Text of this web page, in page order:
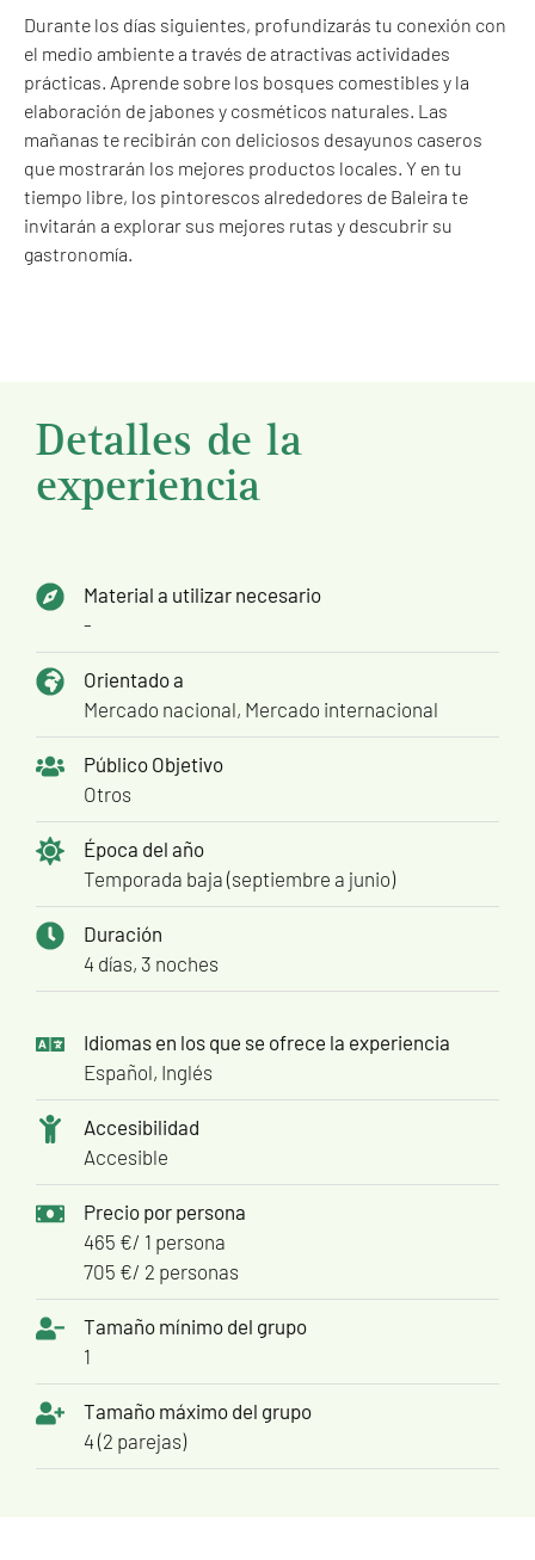
Durante los días siguientes, profundizarás tu conexión con
el medio ambiente a través de atractivas actividades
prácticas. Aprende sobre los bosques comestibles y la
elaboración de jabones y cosméticos naturales. Las
mañanas te recibirán con deliciosos desayunos caseros
que mostrarán los mejores productos locales. Y en tu
tiempo libre, los pintorescos alrededores de Baleira te
invitarán a explorar sus mejores rutas y descubrir su
gastronomía.
Detalles de la
experiencia
Material a utilizar necesario
-
Orientado a
Mercado nacional, Mercado internacional
Público Objetivo
Otros
Época del año
Temporada baja (septiembre a junio)
Duración
4 días, 3 noches
Idiomas en los que se ofrece la experiencia
Español, Inglés
Accesibilidad
Accesible
Precio por persona
465 €/ 1 persona
705 €/ 2 personas
Tamaño mínimo del grupo
1
Tamaño máximo del grupo
4 (2 parejas)